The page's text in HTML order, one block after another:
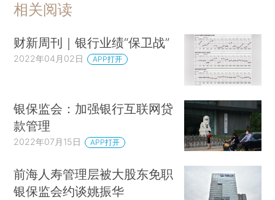
相关阅读
财新周刊｜银行业绩“保卫战”
2022年04月02日 APP打开
银保监会：加强银行互联网贷
款管理
2022年07月15日 APP打开
前海人寿管理层被大股东免职
银保监会约谈姚振华